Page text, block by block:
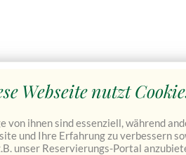
Webseite nutzt
von ihnen sind essenziell, während
und Ihre Erfahrung zu verbessern
unser Reservierungs-Portal